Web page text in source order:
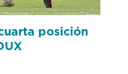
posición